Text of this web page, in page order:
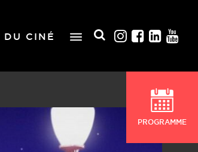
DU CINÉ
PROGRAMME